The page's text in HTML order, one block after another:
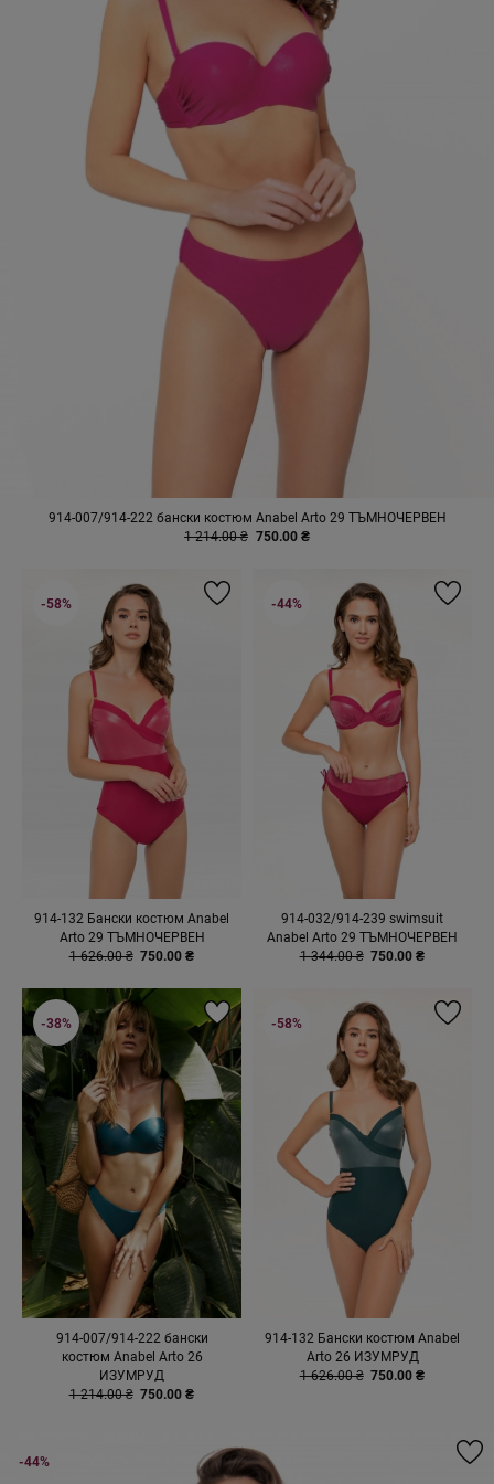
914-007/914-222 бански костюм Anabel Arto 29 ТЪМНОЧЕРВЕН
1 214.00 ₴ 750.00 ₴
914-132 Бански костюм Anabel
Arto 29 ТЪМНОЧЕРВЕН
1 626.00 ₴ 750.00 ₴
-58%
914-032/914-239 swimsuit
Anabel Arto 29 ТЪМНОЧЕРВЕН
1 344.00 ₴ 750.00 ₴
-44%
914-007/914-222 бански
костюм Anabel Arto 26
ИЗУМРУД
1 214.00 ₴ 750.00 ₴
-38%
914-132 Бански костюм Anabel
Arto 26 ИЗУМРУД
1 626.00 ₴ 750.00 ₴
-58%
-44%